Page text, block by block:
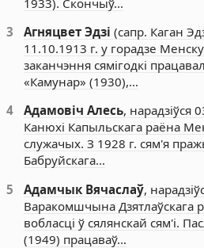
1933). Скончыў…
3
Агняцвет Эдзі (сапр. Каган
11.10.1913 г. у горадзе
заканчэння сямігодкі
«Камунар» (1930),…
4
Адамовіч Алесь, нарадзіўся
Канюхі Капыльскага раёна
служачых. З 1928 г. сям'я
Бабруйскага…
5
Адамчык Вячаслаў,
Варакомшчына Дзятлаўскага
вобласці ў сялянскай сям'і.
(1949) працаваў…